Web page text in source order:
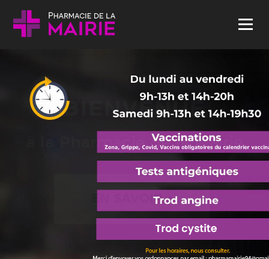
Skip to content
Menu
BIENVENUE
à la Pharmacie de la Mairie
EN SAVOIR +